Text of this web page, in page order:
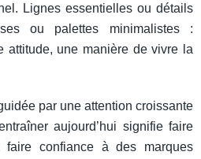
Lignes essentielles ou détails
ou palettes minimalistes :
attitude, une manière de vivre la
par une attention croissante
aujourd’hui signifie faire
confiance à des marques